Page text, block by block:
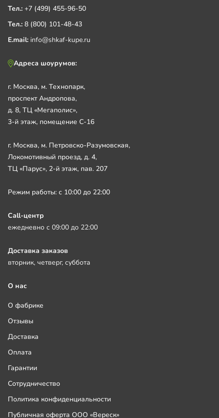
Тел.: +7 (499) 455-96-50
Тел.: 8 (800) 101-48-43
E.mail: info@shkaf-kupe.ru
Адреса шоурумов:
г. Москва, м. Технопарк,
проспект Андропова,
д. 8, ТЦ «Мегаполис»,
3-й этаж, помещение С-16
г. Москва, м. Петровско-Разумовская,
Локомотивный проезд, д. 4,
ТЦ «Парус», 2-й этаж, пав. 207
Режим работы: с 10:00 до 22:00
Call-центр
ежедневно с 09:00 до 22:00
Доставка заказов
вторник, четверг, суббота
О нас
О фабрике
Отзывы
Доставка
Оплата
Гарантии
Сотрудничество
Политика конфиденциальности
Публичная оферта ООО «Вереск»